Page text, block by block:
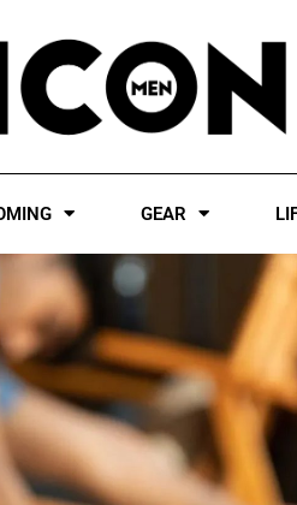
GEAR